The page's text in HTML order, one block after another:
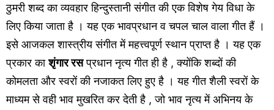
ठुमरी शब्द का व्यवहार हिन्दुस्तानी संगीत की एक विशेष गेय विधा के
लिए किया जाता है । यह एक भावप्रधान व चपल चाल वाला गीत हैं ।
इसे आजकल शास्त्रीय संगीत में महत्त्वपूर्ण स्थान प्राप्त है । यह एक
प्रकार काशृंगार रसप्रधान नृत्य गीत ही है , क्योंकि शब्दों की
कोमलता और स्वरों की नजाकत लिए हुए है । यह गीत शैली स्वरों के
माध्यम से वही भाव मुखरित कर देती है , जो भाव नृत्य में अभिनय के